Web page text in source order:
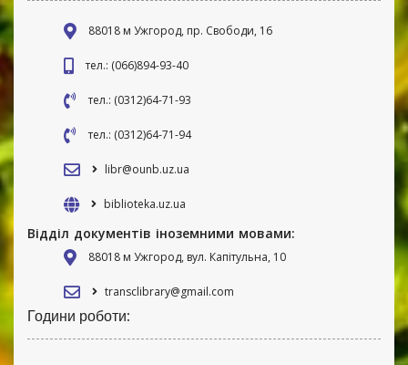
88018 м Ужгород, пр. Свободи, 16
тел.: (066)894-93-40
тел.: (0312)64-71-93
тел.: (0312)64-71-94
libr@ounb.uz.ua
biblioteka.uz.ua
Відділ документів іноземними мовами:
88018 м Ужгород, вул. Капітульна, 10
transclibrary@gmail.com
Години роботи: